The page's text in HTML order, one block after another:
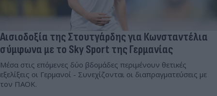
Αισιοδοξία της Στουτγάρδης για Κωνσταντέλια
σύμφωνα με το Sky Sport της Γερμανίας
Μέσα στις επόμενες δύο βδομάδες περιμένουν θετικές
εξελίξεις οι Γερμανοί - Συνεχίζονται οι διαπραγματεύσεις με
τον ΠΑΟΚ.